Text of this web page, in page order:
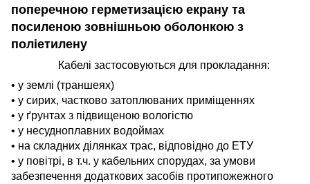
поперечною герметизацією екрану та
посиленою зовнішньою оболонкою з
поліетилену
Кабелі застосовуються для прокладання:
• у землі (траншеях)
• у сирих, частково затоплюваних приміщеннях
• у ґрунтах з підвищеною вологістю
• у несудноплавних водоймах
• на складних ділянках трас, відповідно до ЕТУ
• у повітрі, в т.ч. у кабельних спорудах, за умови
забезпечення додаткових засобів протипожежного